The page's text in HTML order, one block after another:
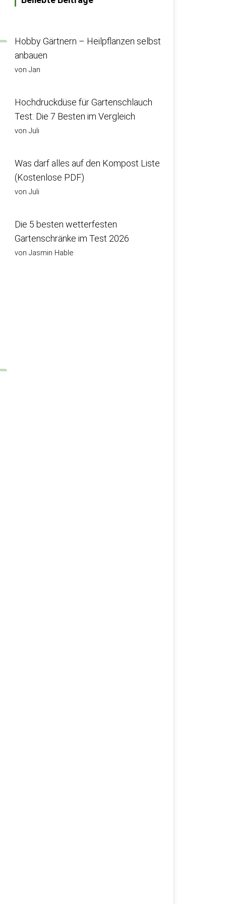
Hobby Gärtnern – Heilpflanzen selbst
anbauen
von Jan
Hochdruckdüse für Gartenschlauch
Test: Die 7 Besten im Vergleich
von Juli
Was darf alles auf den Kompost Liste
(Kostenlose PDF)
von Juli
Die 5 besten wetterfesten
Gartenschränke im Test 2026
von Jasmin Hable